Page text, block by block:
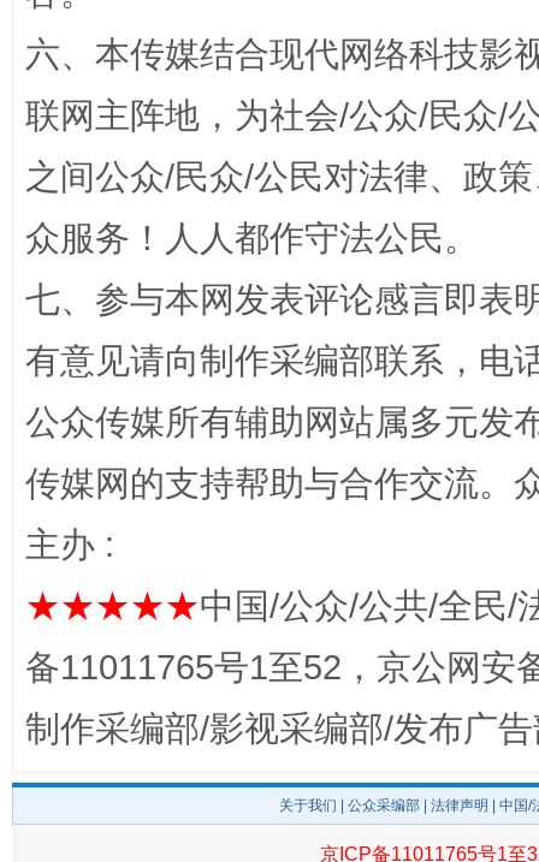
“蜀中异人”王建安的艺术幻境
完善运行机制助力责任有效落实 一纸欠
东山县通报“牛蛙产品抗生素超标问题” 法
六、本传媒结合现代网络科技影
联网主阵地，为社会/公众/民众/
之间公众/民众/公民对法律、政
众服务！人人都作守法公民。
七、参与本网发表评论感言即表
有意见请向制作采编部联系，电
公众传媒所有辅助网站属多元发
传媒网的支持帮助与合作交流。
主办 :
★★★★★中国/公众/公共/全民/
备11011765号1至52，京公网安
制作采编部/影视采编部/发布广
关于我们 公众采编部 法律声明 | 中国
京ICP备11011765号1至